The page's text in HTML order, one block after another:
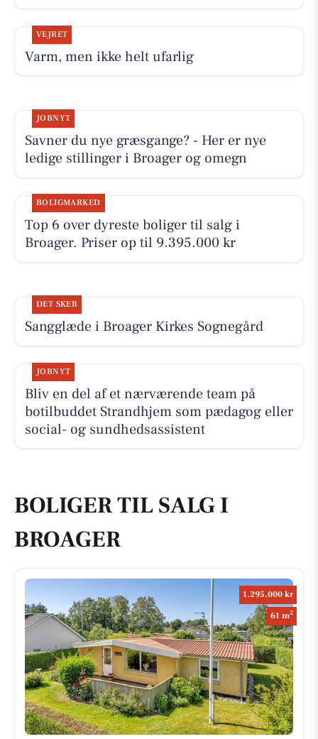
VEJRET
Varm, men ikke helt ufarlig
JOBNYT
Savner du nye græsgange? - Her er nye
ledige stillinger i Broager og omegn
BOLIGMARKED
Top 6 over dyreste boliger til salg i
Broager. Priser op til 9.395.000 kr
DET SKER
Sangglæde i Broager Kirkes Sognegård
JOBNYT
Bliv en del af et nærværende team på
botilbuddet Strandhjem som pædagog eller
social- og sundhedsassistent
BOLIGER TIL SALG I
BROAGER
1.295.000 kr
61 m2